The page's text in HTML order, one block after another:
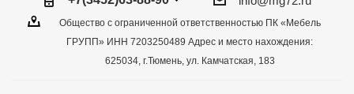
Общество с ограниченной ответственностью ПК «Мебель
ГРУПП» ИНН 7203250489 Адрес и место нахождения:
625034, г.Тюмень, ул. Камчатская, 183